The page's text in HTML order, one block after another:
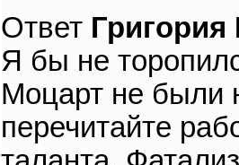
Ответ
Я бы не
Моцарт не были
перечитайте